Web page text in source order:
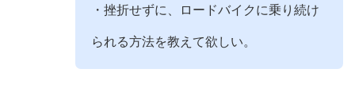
・挫折せずに、ロードバイクに乗り続け
られる方法を教えて欲しい。